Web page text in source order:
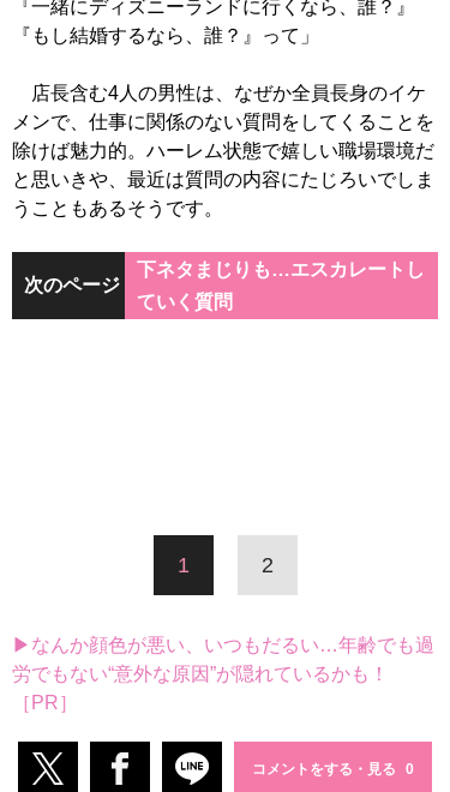
『一緒にディズニーランドに行くなら、誰？』
『もし結婚するなら、誰？』って」
店長含む4人の男性は、なぜか全員長身のイケ
メンで、仕事に関係のない質問をしてくることを
除けば魅力的。ハーレム状態で嬉しい職場環境だ
と思いきや、最近は質問の内容にたじろいでしま
うこともあるそうです。
次のページ
下ネタまじりも…エスカレートし
ていく質問
1 2
▶なんか顔色が悪い、いつもだるい…年齢でも過
労でもない“意外な原因”が隠れているかも！
［PR］
コメントをする・見る